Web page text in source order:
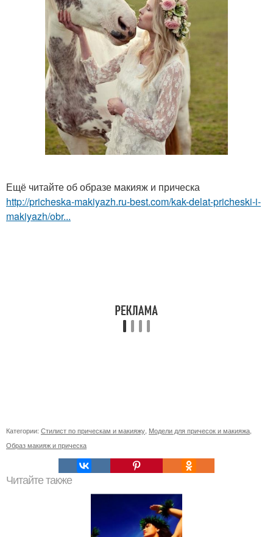
Ещё читайте об образе макияж и прическа
http://pricheska-makiyazh.ru-best.com/kak-delat-pricheski-i-
makiyazh/obr...
Категории: Стилист по прическам и макияжу, Модели для причесок и макияжа,
Образ макияж и прическа
Читайте также